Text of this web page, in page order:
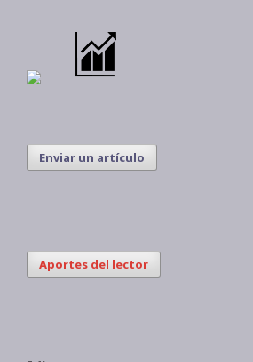
Enviar un artículo
Aportes del lector